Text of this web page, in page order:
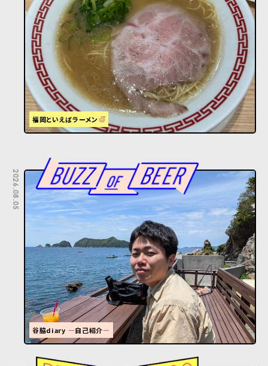
福岡といえばラーメン
2026.08.05
谷脇diary ―自己紹介―